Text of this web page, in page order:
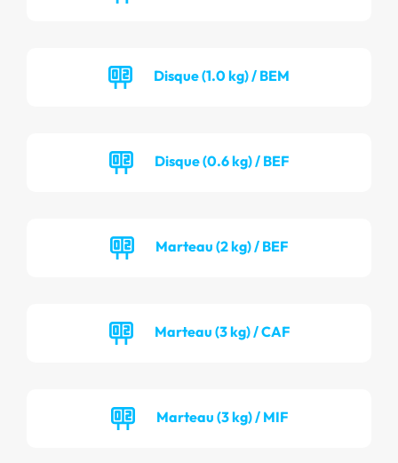
Disque (1.0 kg) / BEM
Disque (0.6 kg) / BEF
Marteau (2 kg) / BEF
Marteau (3 kg) / CAF
Marteau (3 kg) / MIF